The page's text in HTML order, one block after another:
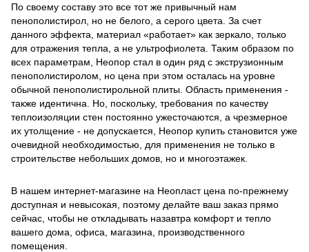
По своему составу это все тот же привычный нам
пенополистирол, но не белого, а серого цвета. За счет
данного эффекта, материал «работает» как зеркало, только
для отражения тепла, а не ультрофиолета. Таким образом по
всех параметрам, Неопор стал в один ряд с экструзионным
пенополистиролом, но цена при этом осталась на уровне
обычной пенополистирольной плиты. Область применения -
также идентична. Но, поскольку, требования по качеству
теплоизоляции стен постоянно ужесточаются, а чрезмерное
их утолщение - не допускается, Неопор купить становится уже
очевидной необходимостью, для применения не только в
строительстве небольших домов, но и многоэтажек.
В нашем интернет-магазине на Неопласт цена по-прежнему
доступная и невысокая, поэтому делайте ваш заказ прямо
сейчас, чтобы не откладывать назавтра комфорт и тепло
вашего дома, офиса, магазина, производственного
помещения.